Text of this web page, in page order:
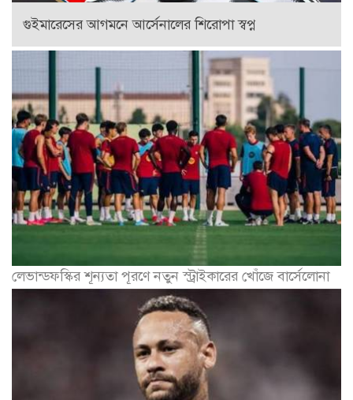
গুইমারেসের আগমনে আর্সেনালের শিরোপা স্বপ্ন
লেভান্ডফস্কির শূন্যতা পূরণে নতুন স্ট্রাইকারের খোঁজে বার্সেলোনা